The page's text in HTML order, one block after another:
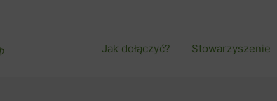
Jak dołączyć? Stowarzyszenie